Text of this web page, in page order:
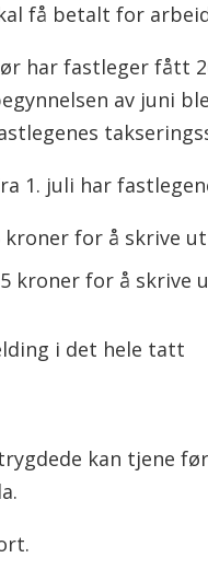
få betalt for
har fastleger fått
av juni
1. juli har
kroner for å skrive
kroner for å skrive
i det hele tatt
kan tjene